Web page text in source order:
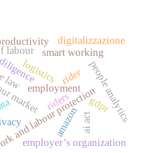
labour protection
market people analytics
employer’s organization
employment
rider
law
amazon
logistics
labour
smart working
gdpr
ai act
digitalizzazione
riders